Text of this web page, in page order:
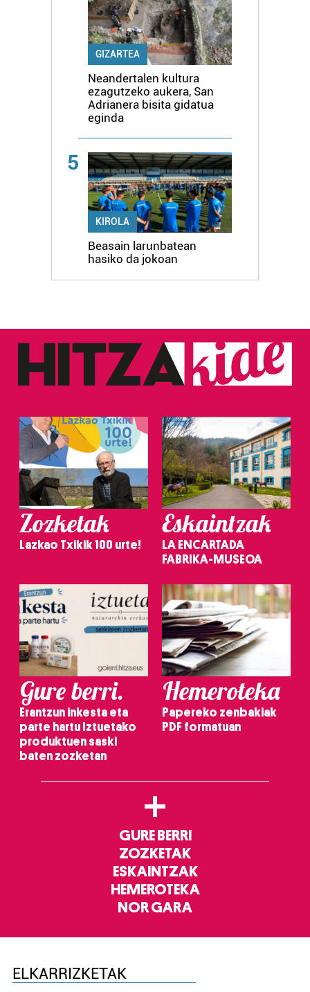
GIZARTEA
Neandertalen kultura
ezagutzeko aukera, San
Adrianera bisita gidatua
eginda
5
KIROLA
Beasain larunbatean
hasiko da jokoan
Zozketak
Lazkao Txikik 100 urte!
Eskaintzak
LA ENCARTADA
FABRIKA-MUSEOA
Gure berri.
Erantzun inkesta eta
parte hartu Iztuetako
produktuen saski
baten zozketan
Hemeroteka
Papereko zenbakiak
PDF formatuan
+
GURE BERRI
ZOZKETAK
ESKAINTZAK
HEMEROTEKA
NOR GARA
ELKARRIZKETAK